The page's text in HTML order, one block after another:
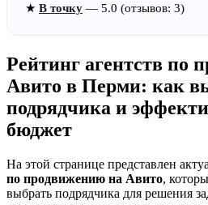
★ В точку — 5.0 (отзывов: 3)
Рейтинг агентств по
Авито в Перми: как
подрядчика и
бюджет
На этой странице представлен
по продвижению на Авито,
выбрать подрядчика для решения